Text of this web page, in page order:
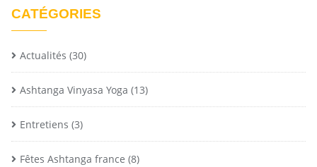
CATÉGORIES
Actualités (30)
Ashtanga Vinyasa Yoga (13)
Entretiens (3)
Fêtes Ashtanga france (8)